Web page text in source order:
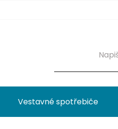
Vestavné spotřebiče